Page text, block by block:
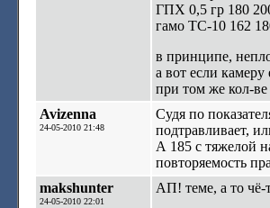
ГПХ 0,5 гр 180
гамо ТС-10 162
в принципе,
а вот если
при том же кол-ве
Avizenna
24-05-2010 21:48
Судя по
подтравливает,
А 185 с тяжелой
повторяемость
makshunter
24-05-2010 22:01
АП! теме, а то чё-